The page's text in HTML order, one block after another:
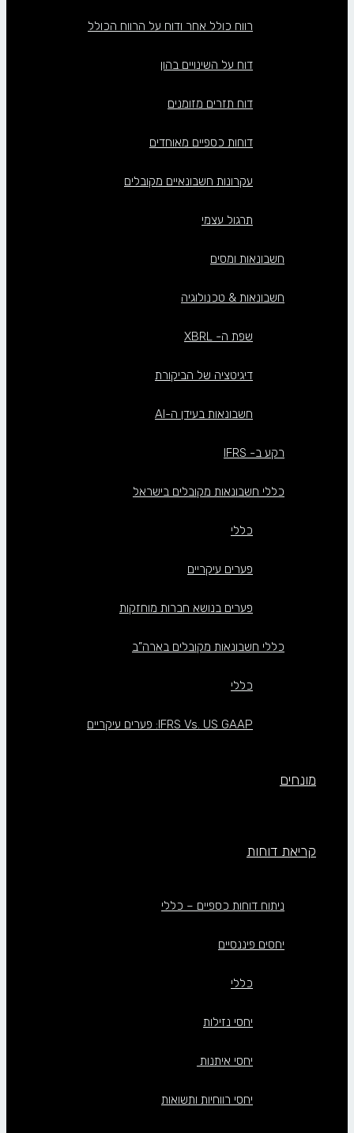
רווח כולל אחר ודוח על הרווח הכולל
דוח על השינויים בהון
דוח תזרים מזומנים
דוחות כספיים מאוחדים
עקרונות חשבונאיים מקובלים
תרגול עצמי
חשבונאות ומסים
חשבונאות & טכנולוגיה
שפת ה- XBRL
דיגיטציה של הביקורת
חשבונאות בעידן ה-AI
רקע ב- IFRS
כללי חשבונאות מקובלים בישראל
כללי
פערים עיקריים
פערים בנושא חברות מוחזקות
כללי חשבונאות מקובלים בארה”ב
כללי
IFRS Vs. US GAAP: פערים עיקריים
מונחים
קריאת דוחות
ניתוח דוחות כספיים – כללי
יחסים פיננסיים
כללי
יחסי נזילות
יחסי איתנות
יחסי רווחיות ותשואות